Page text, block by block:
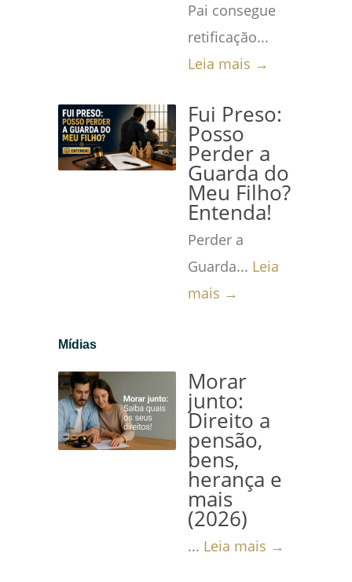
Pai consegue
retificação...
Leia mais →
Fui Preso:
Posso
Perder a
Guarda do
Meu Filho?
Entenda!
Perder a
Guarda... Leia
mais →
Mídias
Morar
junto:
Direito a
pensão,
bens,
herança e
mais
(2026)
... Leia mais →